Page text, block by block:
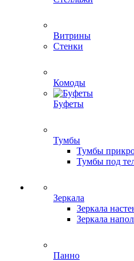
Витрины
Стенки
Комоды
Буфеты
Тумбы
Тумбы
Тумбы под
Зеркала
Зеркала
Зеркала
Панно